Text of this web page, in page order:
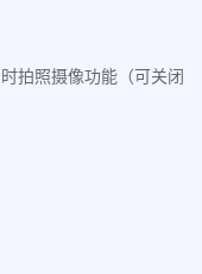
拍照摄像功能（可关闭